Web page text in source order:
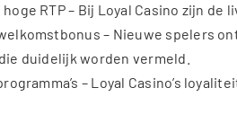
RTP – Bij Loyal Casino zijn de
– Nieuwe spelers
duidelijk worden vermeld.
– Loyal Casino’s